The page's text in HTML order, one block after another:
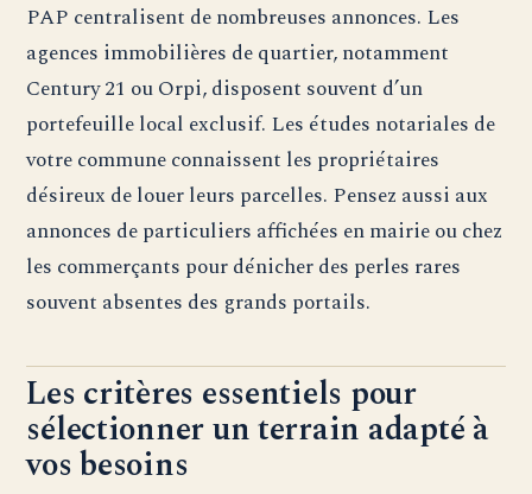
PAP centralisent de nombreuses annonces. Les
agences immobilières de quartier, notamment
Century 21 ou Orpi, disposent souvent d’un
portefeuille local exclusif. Les études notariales de
votre commune connaissent les propriétaires
désireux de louer leurs parcelles. Pensez aussi aux
annonces de particuliers affichées en mairie ou chez
les commerçants pour dénicher des perles rares
souvent absentes des grands portails.
Les critères essentiels pour
sélectionner un terrain adapté à
vos besoins